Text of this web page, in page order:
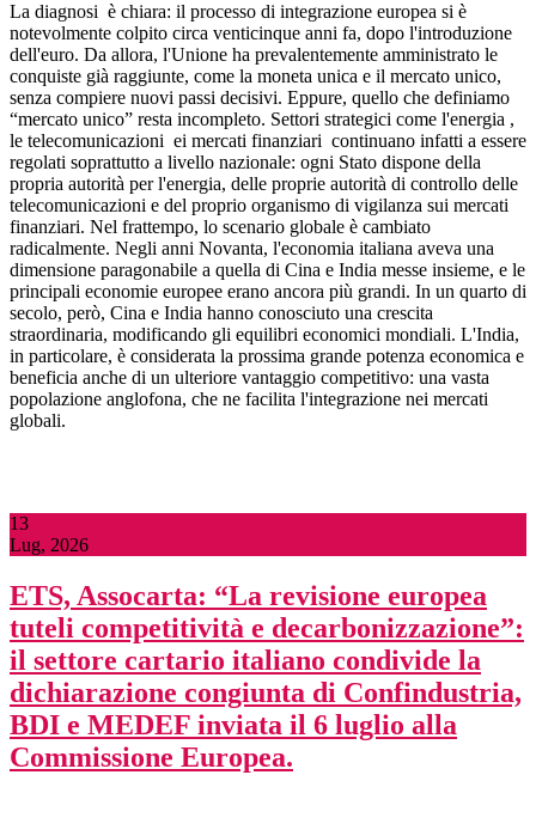
La diagnosi è chiara: il processo di integrazione europea si è
notevolmente colpito circa venticinque anni fa, dopo l'introduzione
dell'euro. Da allora, l'Unione ha prevalentemente amministrato le
conquiste già raggiunte, come la moneta unica e il mercato unico,
senza compiere nuovi passi decisivi. Eppure, quello che definiamo
“mercato unico” resta incompleto. Settori strategici come l'energia ,
le telecomunicazioni ei mercati finanziari continuano infatti a essere
regolati soprattutto a livello nazionale: ogni Stato dispone della
propria autorità per l'energia, delle proprie autorità di controllo delle
telecomunicazioni e del proprio organismo di vigilanza sui mercati
finanziari. Nel frattempo, lo scenario globale è cambiato
radicalmente. Negli anni Novanta, l'economia italiana aveva una
dimensione paragonabile a quella di Cina e India messe insieme, e le
principali economie europee erano ancora più grandi. In un quarto di
secolo, però, Cina e India hanno conosciuto una crescita
straordinaria, modificando gli equilibri economici mondiali. L'India,
in particolare, è considerata la prossima grande potenza economica e
beneficia anche di un ulteriore vantaggio competitivo: una vasta
popolazione anglofona, che ne facilita l'integrazione nei mercati
globali.
13
Lug, 2026
ETS, Assocarta: “La revisione europea
tuteli competitività e decarbonizzazione”:
il settore cartario italiano condivide la
dichiarazione congiunta di Confindustria,
BDI e MEDEF inviata il 6 luglio alla
Commissione Europea.